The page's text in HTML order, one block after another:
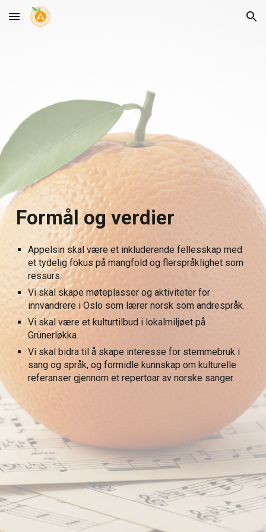
Skip to main content Skip to navigation
Formål og verdier
Appelsin skal være et inkluderende fellesskap med
et tydelig fokus på mangfold og flerspråklighet som
ressurs.
Vi skal skape møteplasser og aktiviteter for
innvandrere i Oslo som lærer norsk som andrespråk.
Vi skalvære et kulturtilbud i lokalmiljøet på
Grünerløkka.
Vi skal bidra til å skape interesse for stemmebruk i
sang og språk, og formidle kunnskap om kulturelle
referanser gjennom et repertoar av norske sanger.